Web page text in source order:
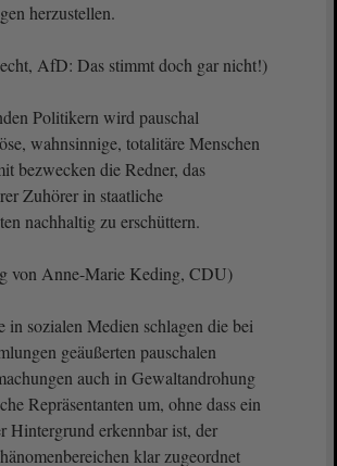
herzustellen.
AfD: Das stimmt doch gar nicht!)
Politikern wird pauschal
wahnsinnige, totalitäre Menschen
bezwecken die Redner, das
Zuhörer in staatliche
nachhaltig zu erschüttern.
von Anne-Marie Keding, CDU)
in sozialen Medien schlagen die bei
geäußerten pauschalen
auch in Gewaltandrohung
Repräsentanten um, ohne dass ein
Hintergrund erkennbar ist, der
klar zugeordnet